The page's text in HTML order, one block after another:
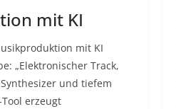
mit KI
mit KI
„Elektronischer Track,
und tiefem
Tool erzeugt